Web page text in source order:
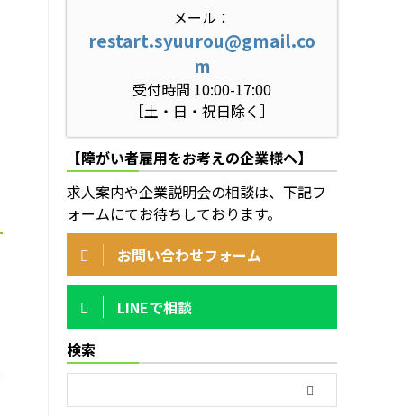
メール：
restart.syuurou@gmail.co
m
受付時間 10:00-17:00
［土・日・祝日除く］
【障がい者雇用をお考えの企業様へ】
求人案内や企業説明会の相談は、下記フ
ォームにてお待ちしております。
お問い合わせフォーム
LINEで相談
検索